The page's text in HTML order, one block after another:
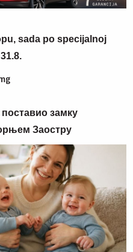
sada po specijalnoj
замку
Заостру